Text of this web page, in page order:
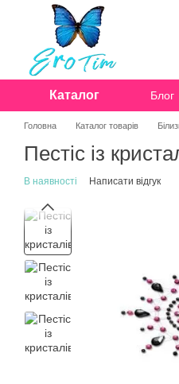
Перейти до основного контенту
Каталог Блог
Головна Каталог товарів
Пестіс із
В наявності Написати відгук